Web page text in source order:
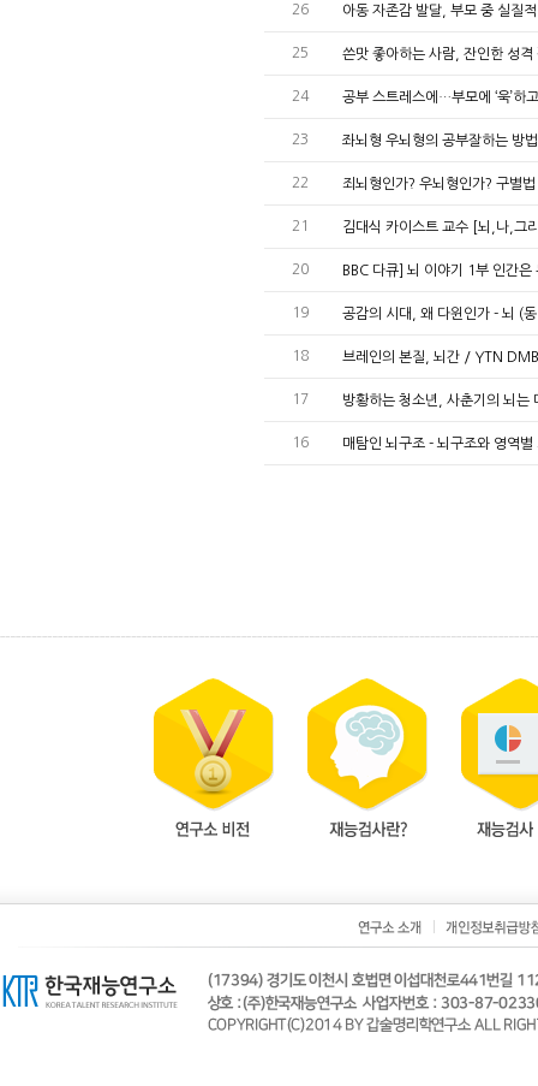
26 아동 자존감 발달, 부모 중 실질
25 쓴맛 좋아하는 사람, 잔인한 성
24 공부 스트레스에…부모에 ‘욱’하
23 좌뇌형 우뇌형의 공부잘하는 방
22 죄뇌형인가? 우뇌형인가? 구별
21 김대식 카이스트 교수 [뇌,나,그
20 BBC 다큐] 뇌 이야기 1부 인간
19 공감의 시대, 왜 다윈인가 - 뇌 (
18 브레인의 본질, 뇌간 / YTN
17 방황하는 청소년, 사춘기의 뇌
16 매탐인 뇌구조 - 뇌구조와 영역